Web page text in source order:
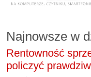
Najnowsze w
Rentowność
policzyć